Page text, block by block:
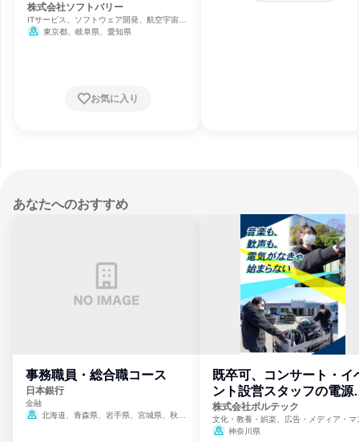
株式会社ソフトバリー
ITサービス、ソフトウェア開発、航空宇宙・
防衛 東京都、岐阜県、愛知県
お気に入り
あなたへのおすすめ
事務職員・総合職コース
日本銀行
金融
北海道、青森県、岩手県、宮城県、秋田
既卒可、コンサート・イ
ント設営スタッフの電源
門
株式会社ボルテック
文化・教養・娯楽、広告・メディア・マ
ミ、電力・ガス・水道・エネルギー
神奈川県